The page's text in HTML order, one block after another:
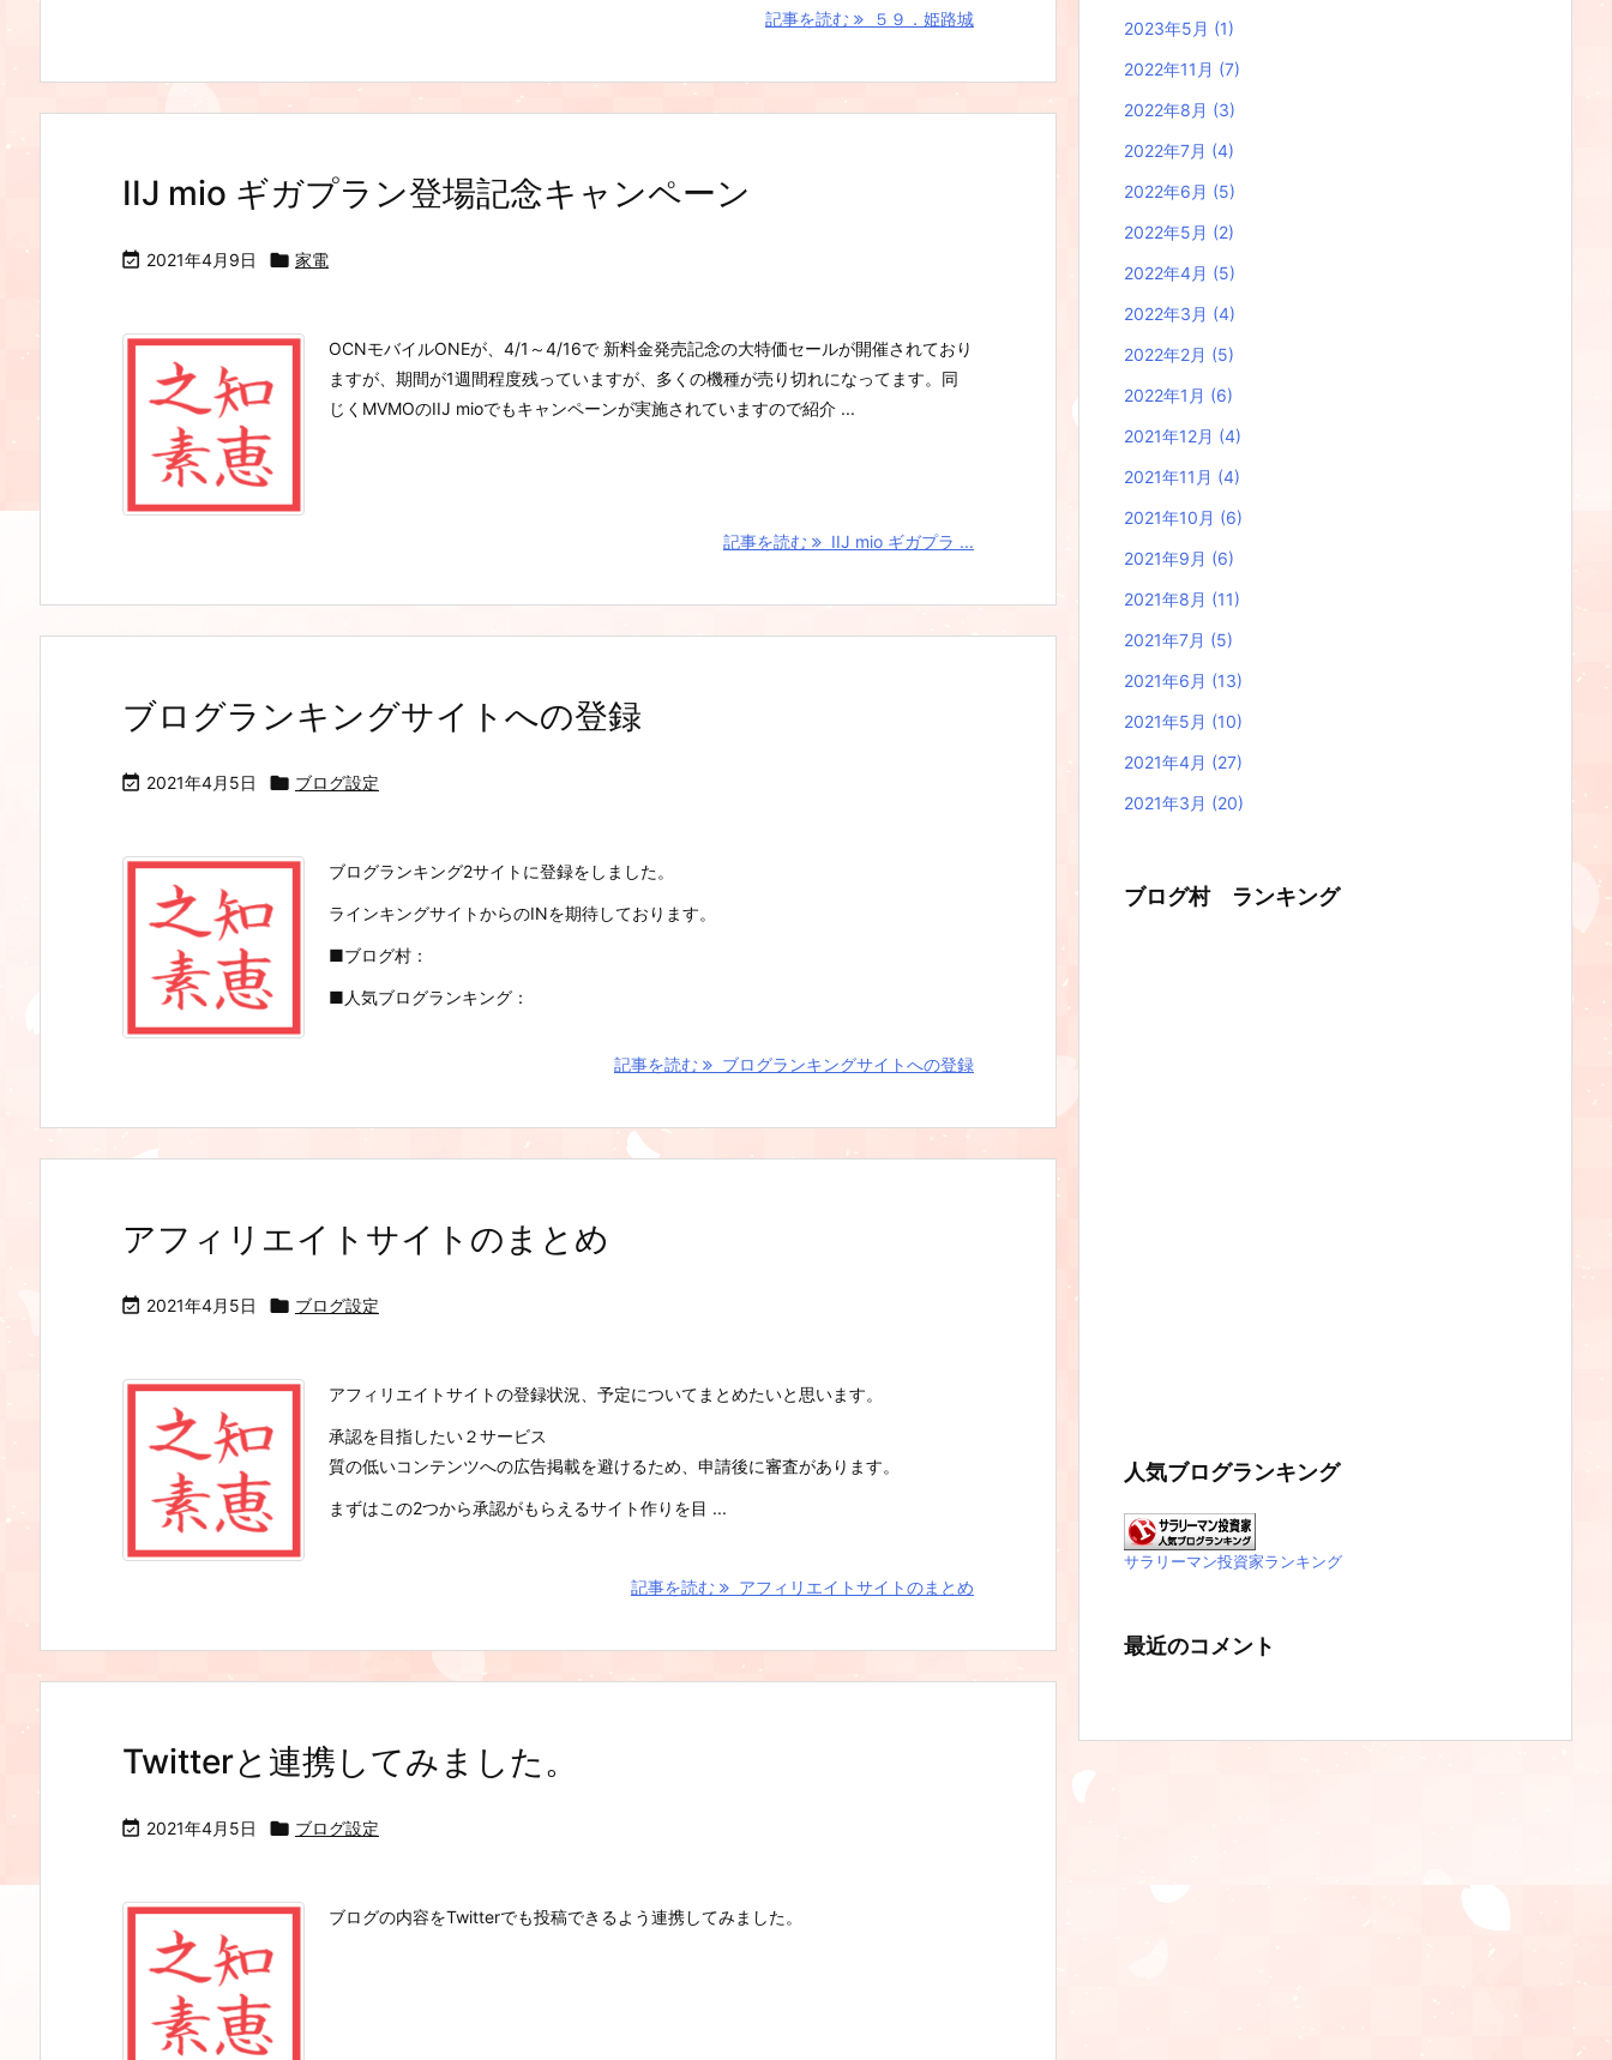
記事を読む ５９．姫路城
IIJ mio ギガプラン登場記念キャンペーン
 2021年4月9日  家電
OCNモバイルONEが、4/1～4/16で 新料金発売記念の大特価セールが開催されており
ますが、期間が1週間程度残っていますが、多くの機種が売り切れになってます。同
じくMVMOのIIJ mioでもキャンペーンが実施されていますので紹介 ...
記事を読む IIJ mio ギガプラ ...
ブログランキングサイトへの登録
 2021年4月5日  ブログ設定
ブログランキング2サイトに登録をしました。
ラインキングサイトからのINを期待しております。
■ブログ村：
■人気ブログランキング：
記事を読む ブログランキングサイトへの登録
アフィリエイトサイトのまとめ
 2021年4月5日  ブログ設定
アフィリエイトサイトの登録状況、予定についてまとめたいと思います。
承認を目指したい２サービス
質の低いコンテンツへの広告掲載を避けるため、申請後に審査があります。
まずはこの2つから承認がもらえるサイト作りを目 ...
記事を読む アフィリエイトサイトのまとめ
Twitterと連携してみました。
 2021年4月5日  ブログ設定
ブログの内容をTwitterでも投稿できるよう連携してみました。
2023年5月 (1)
2022年11月 (7)
2022年8月 (3)
2022年7月 (4)
2022年6月 (5)
2022年5月 (2)
2022年4月 (5)
2022年3月 (4)
2022年2月 (5)
2022年1月 (6)
2021年12月 (4)
2021年11月 (4)
2021年10月 (6)
2021年9月 (6)
2021年8月 (11)
2021年7月 (5)
2021年6月 (13)
2021年5月 (10)
2021年4月 (27)
2021年3月 (20)
ブログ村 ランキング
人気ブログランキング
サラリーマン投資家ランキング
最近のコメント